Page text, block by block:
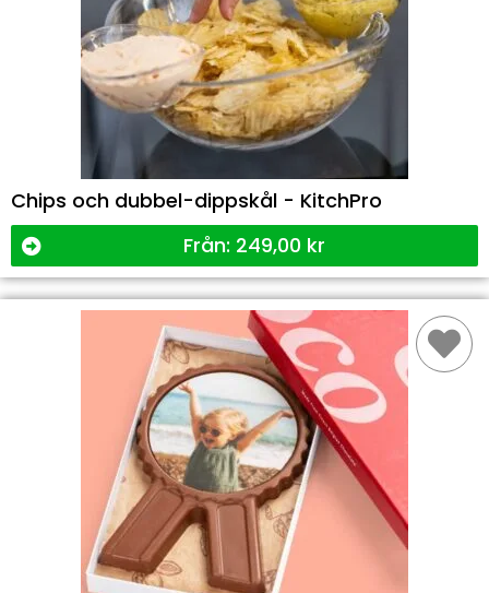
Chips och dubbel-dippskål - KitchPro
Från: 249,00 kr